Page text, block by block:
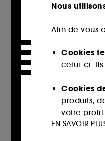
Nous
Afin de vous
Cookies
celui-ci. Ils
Cookies
produits,
votre profil.
EN SAVOIR